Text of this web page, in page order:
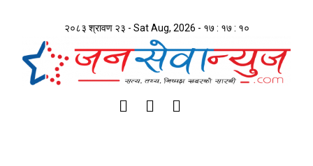
२०८३ श्रावण २३ - Sat Aug, 2026 - १७ : १७ : ११